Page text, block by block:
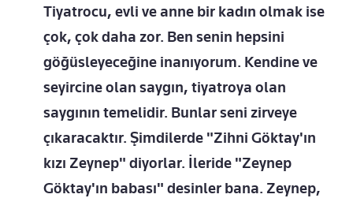
Tiyatrocu, evli ve anne bir kadın olmak ise
çok, çok daha zor. Ben senin hepsini
göğüsleyeceğine inanıyorum. Kendine ve
seyircine olan saygın, tiyatroya olan
saygının temelidir. Bunlar seni zirveye
çıkaracaktır. Şimdilerde "Zihni Göktay'ın
kızı Zeynep" diyorlar. İleride "Zeynep
Göktay'ın babası" desinler bana. Zeynep,